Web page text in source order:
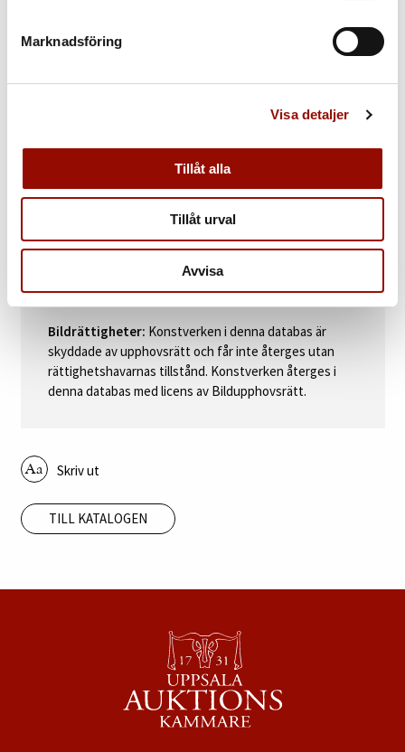
Marknadsföring
Visa detaljer
Tillåt alla
Tillåt urval
Avvisa
konstursågade bemålade figurer, 128,5 x 183 cm (inklusive
I runliknande piktur: ”x ERNST x BILLGREN x MOR x OCH x BARN
x NITTONHUNDRAÅTTIOÅTTA x SVERIGE x DJUR x VATTEN x
15 maj kl 12:00 CEST
2025
Svensk konst
Följerätt:Ja
Bildrättigheter: Konstverken i denna databas är
skyddade av upphovsrätt och får inte återges utan
rättighetshavarnas tillstånd. Konstverken återges i
denna databas med licens av Bildupphovsrätt.
Skriv ut
TILL KATALOGEN